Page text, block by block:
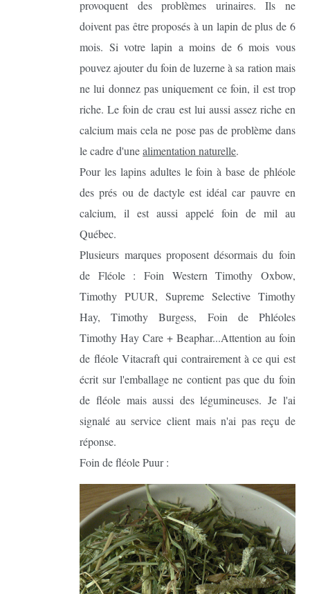
provoquent des problèmes urinaires. Ils ne
doivent pas être proposés à un lapin de plus de 6
mois. Si votre lapin a moins de 6 mois vous
pouvez ajouter du foin de luzerne à sa ration mais
ne lui donnez pas uniquement ce foin, il est trop
riche. Le foin de crau est lui aussi assez riche en
calcium mais cela ne pose pas de problème dans
le cadre d'unealimentation naturelle.
Pour les lapins adultes le foin à base de phléole
des prés ou de dactyle est idéal car pauvre en
calcium, il est aussi appelé foin de mil au
Québec.
Plusieurs marques proposent désormais du foin
de Fléole : Foin Western Timothy Oxbow,
Timothy PUUR, Supreme Selective Timothy
Hay, Timothy Burgess, Foin de Phléoles
Timothy Hay Care + Beaphar...Attention au foin
de fléole Vitacraft qui contrairement à ce qui est
écrit sur l'emballage ne contient pas que du foin
de fléole mais aussi des légumineuses. Je l'ai
signalé au service client mais n'ai pas reçu de
réponse.
Foin de fléole Puur :